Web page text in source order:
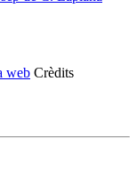
web Crèdits